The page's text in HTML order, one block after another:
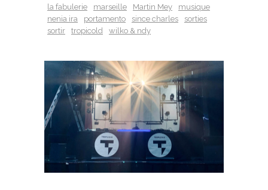
la fabulerie
marseille Martin Mey
musique
nenia ira
portamento since charles
sorties
sortir
tropicold wilko & ndy